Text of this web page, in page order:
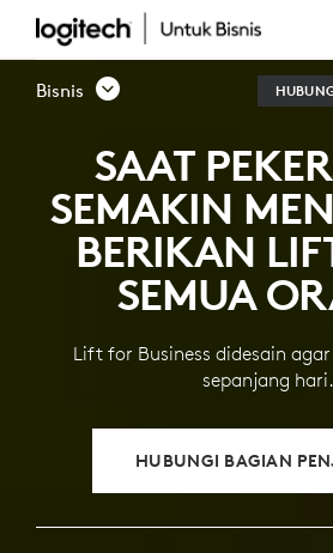
MOUSE
ERGONOMIS
FOR
BUSINESS
Bisnis
SAAT
SEMAKIN
BERIKAN
SEMUA
Lift for Business didesain
sepanjang hari.
HUBUNGI BAGIAN